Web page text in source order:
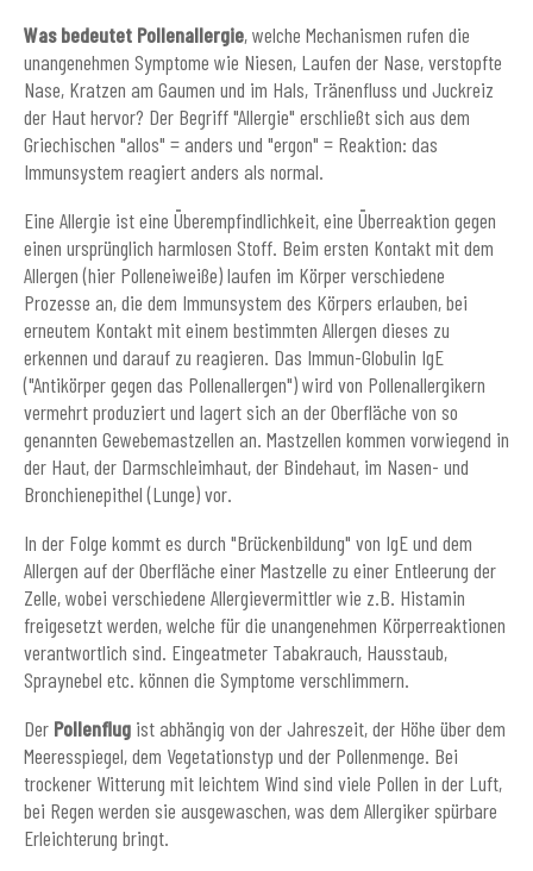
Was bedeutet Pollenallergie, welche Mechanismen rufen die
unangenehmen Symptome wie Niesen, Laufen der Nase, verstopfte
Nase, Kratzen am Gaumen und im Hals, Tränenfluss und Juckreiz
der Haut hervor? Der Begriff "Allergie" erschließt sich aus dem
Griechischen "allos" = anders und "ergon" = Reaktion: das
Immunsystem reagiert anders als normal.
Eine Allergie ist eine Überempfindlichkeit, eine Überreaktion gegen
einen ursprünglich harmlosen Stoff. Beim ersten Kontakt mit dem
Allergen (hier Polleneiweiße) laufen im Körper verschiedene
Prozesse an, die dem Immunsystem des Körpers erlauben, bei
erneutem Kontakt mit einem bestimmten Allergen dieses zu
erkennen und darauf zu reagieren. Das Immun-Globulin IgE
("Antikörper gegen das Pollenallergen") wird von Pollenallergikern
vermehrt produziert und lagert sich an der Oberfläche von so
genannten Gewebemastzellen an. Mastzellen kommen vorwiegend in
der Haut, der Darmschleimhaut, der Bindehaut, im Nasen- und
Bronchienepithel (Lunge) vor.
In der Folge kommt es durch "Brückenbildung" von IgE und dem
Allergen auf der Oberfläche einer Mastzelle zu einer Entleerung der
Zelle, wobei verschiedene Allergievermittler wie z.B. Histamin
freigesetzt werden, welche für die unangenehmen Körperreaktionen
verantwortlich sind. Eingeatmeter Tabakrauch, Hausstaub,
Spraynebel etc. können die Symptome verschlimmern.
Der Pollenflug ist abhängig von der Jahreszeit, der Höhe über dem
Meeresspiegel, dem Vegetationstyp und der Pollenmenge. Bei
trockener Witterung mit leichtem Wind sind viele Pollen in der Luft,
bei Regen werden sie ausgewaschen, was dem Allergiker spürbare
Erleichterung bringt.